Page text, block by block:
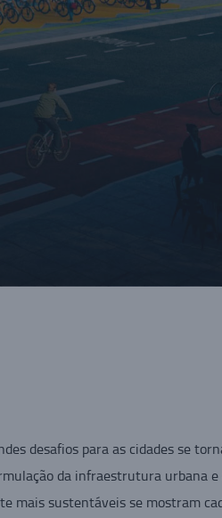
desafios para as cidades se
da infraestrutura urbana e
mais sustentáveis se mostram